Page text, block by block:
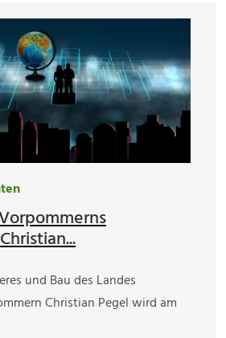
und Bau des Landes
Christian Pegel wird am